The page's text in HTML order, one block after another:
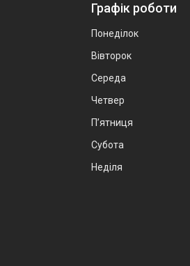
Графік роботи
Понеділок
Вівторок
Середа
Четвер
Пʼятниця
Субота
Неділя